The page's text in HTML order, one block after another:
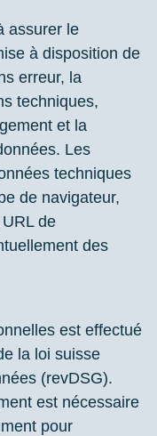
assurer le
à disposition de
erreur, la
techniques,
et la
Les
techniques
de navigateur,
de
des
est effectué
la loi suisse
(revDSG).
est nécessaire
pour